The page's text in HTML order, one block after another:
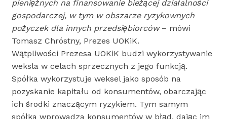
pieniężnych na finansowanie bieżącej działalności
gospodarczej, w tym w obszarze ryzykownych
pożyczek dla innych przedsiębiorców– mówi
Tomasz Chróstny, Prezes UOKiK.
Wątpliwości Prezesa UOKiK budzi wykorzystywanie
weksla w celach sprzecznych z jego funkcją.
Spółka wykorzystuje weksel jako sposób na
pozyskanie kapitału od konsumentów, obarczając
ich środki znaczącym ryzykiem. Tym samym
spółka wprowadza konsumentów w błąd, dając im